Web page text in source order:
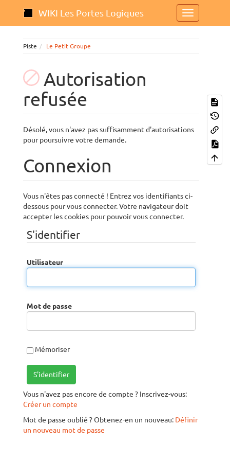
WIKI Les Portes Logiques
Piste Le Petit Groupe
Autorisation
refusée
Désolé, vous n'avez pas suffisamment d'autorisations
pour poursuivre votre demande.
Connexion
Vous n'êtes pas connecté ! Entrez vos identifiants ci-
dessous pour vous connecter. Votre navigateur doit
accepter les cookies pour pouvoir vous connecter.
S'identifier
Utilisateur
Mot de passe
Mémoriser
S'identifier
Vous n'avez pas encore de compte ? Inscrivez-vous:
Créer un compte
Mot de passe oublié ? Obtenez-en un nouveau: Définir
un nouveau mot de passe